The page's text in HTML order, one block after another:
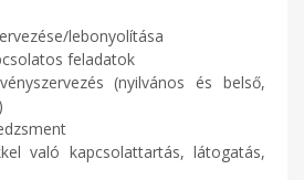
lebonyolítása
feladatok
(nyilvános és belső,
kapcsolattartás, látogatás,